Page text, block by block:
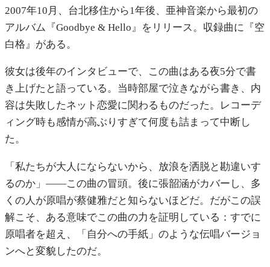
2007年10月、台北移住から1年後、亜神音楽から最初の
アルバム『Goodbye & Hello』をリリース。収録曲に『空
白格』がある。
彼女は後年のインタビューで、この曲はある夜5分で書
き上げたと語っている。当時部屋で泣きながら書き、内
容は失敗したネット恋愛に関わるものだった。レコーデ
ィング時も感情が高ぶりすぎて何度も詰まって中断し
た。
「私たちが大人にならないから、放浪を洒脱と勘違いす
るのか」——この曲の冒頭。後に張韶涵がカバーし、多
くの人が原唱が蔡健雅だと知らないほどだ。だがこの誤
解こそ、ある意味でこの曲の力を証明している：すでに
原唱者を超え、「自分への手紙」のような伝唱バージョ
ンへと変貌したのだ。